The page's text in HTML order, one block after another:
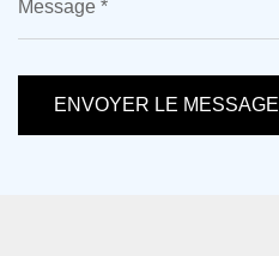
ENVOYER LE MESSAGE